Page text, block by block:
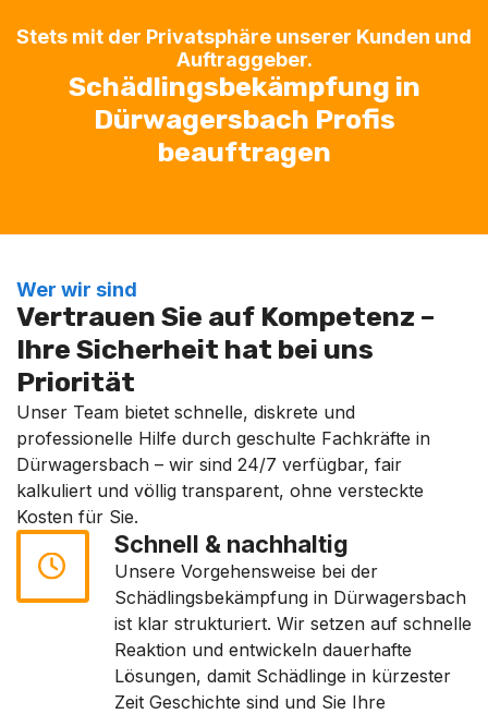
Stets mit der Privatsphäre unserer Kunden und
Auftraggeber.
Schädlingsbekämpfung in
Dürwagersbach Profis
beauftragen
Wer wir sind
Vertrauen Sie auf Kompetenz –
Ihre Sicherheit hat bei uns
Priorität
Unser Team bietet schnelle, diskrete und
professionelle Hilfe durch geschulte Fachkräfte in
Dürwagersbach – wir sind 24/7 verfügbar, fair
kalkuliert und völlig transparent, ohne versteckte
Kosten für Sie.
Schnell & nachhaltig
Unsere Vorgehensweise bei der
Schädlingsbekämpfung in Dürwagersbach
ist klar strukturiert. Wir setzen auf schnelle
Reaktion und entwickeln dauerhafte
Lösungen, damit Schädlinge in kürzester
Zeit Geschichte sind und Sie Ihre